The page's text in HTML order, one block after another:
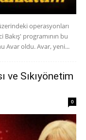
operasyonları
programının bu
Avar oldu. Avar, yeni...
ve Sıkıyönetim
0